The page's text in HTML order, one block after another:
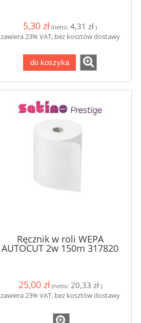
dozowania 180m do Tork
SmartOne T8
5,30 zł (netto: 4,31 zł )
zawiera 23% VAT, bez kosztów dostawy
do koszyka
Ręcznik w roli WEPA
AUTOCUT 2w 150m 317820
25,00 zł (netto: 20,33 zł)
zawiera 23% VAT, bez kosztów dostawy